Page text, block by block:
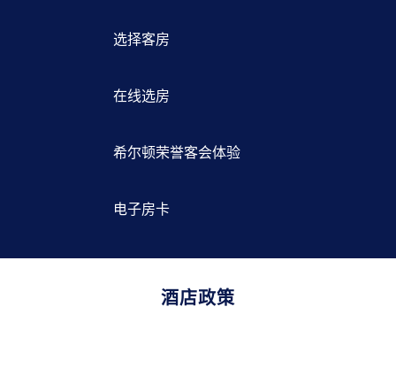
选择客房
在线选房
希尔顿荣誉客会体验
电子房卡
酒店政策